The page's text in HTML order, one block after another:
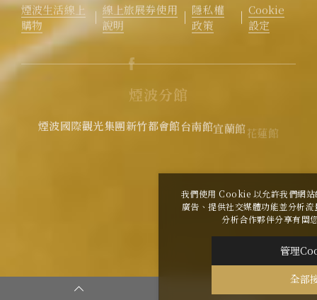
煙波生活線上
購物
線上旅展券使用
說明
隱私權
政策
Cookie
設定
煙波分館
煙波國際觀光集團新竹都會館台南館宜蘭館 花蓮館
煙波大飯店蘇澳四季雙泉館 Copyright All
我們使用 Cookie 以允許我們網
廣告、提供社交媒體功能並分析
分析合作夥伴分享有關
管理
全部